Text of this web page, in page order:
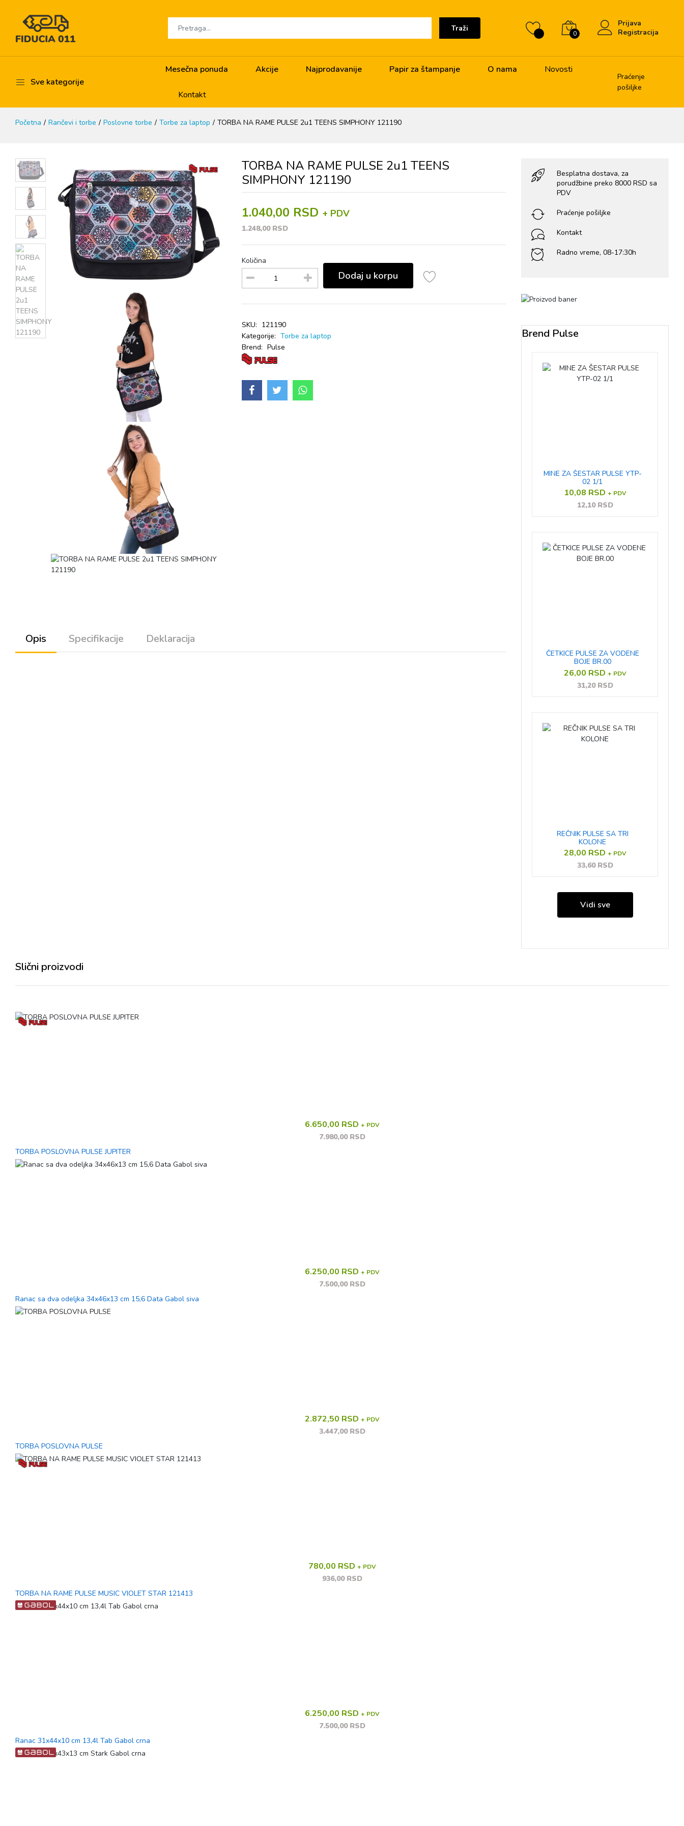
Traži
0
Prijava
Registracija
Sve kategorije
Mesečna ponuda Akcije Najprodavanije Papir za štampanje O nama Novosti
Kontakt
Praćenje
pošiljke
Početna Rančevi i torbe Poslovne torbe Torbe za laptop TORBA NA RAME PULSE 2u1 TEENS SIMPHONY 121190
TORBA NA RAME PULSE 2u1 TEENS
SIMPHONY 121190
1.040,00 RSD + PDV
1.248,00 RSD
Količina
Dodaj u korpu
SKU: 121190
Kategorije: Torbe za laptop
Brend: Pulse
Opis Specifikacije Deklaracija
Besplatna dostava, za
porudžbine preko 8000 RSD sa
PDV
Praćenje pošiljke
Kontakt
Radno vreme, 08-17:30h
Brend Pulse
MINE ZA ŠESTAR PULSE YTP-
02 1/1
10,08 RSD + PDV
12,10 RSD
ČETKICE PULSE ZA VODENE
BOJE BR.00
26,00 RSD + PDV
31,20 RSD
REČNIK PULSE SA TRI
KOLONE
28,00 RSD + PDV
33,60 RSD
Vidi sve
Slični proizvodi
6.650,00 RSD + PDV
7.980,00 RSD
TORBA POSLOVNA PULSE JUPITER
6.250,00 RSD + PDV
7.500,00 RSD
Ranac sa dva odeljka 34x46x13 cm 15,6 Data Gabol siva
2.872,50 RSD + PDV
3.447,00 RSD
TORBA POSLOVNA PULSE
780,00 RSD + PDV
936,00 RSD
TORBA NA RAME PULSE MUSIC VIOLET STAR 121413
6.250,00 RSD + PDV
7.500,00 RSD
Ranac 31x44x10 cm 13,4l Tab Gabol crna